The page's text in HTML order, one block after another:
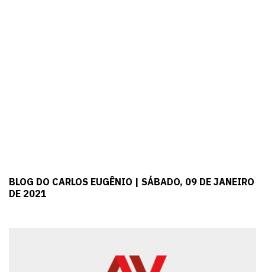
BLOG DO CARLOS EUGÊNIO | SÁBADO, 09 DE JANEIRO
DE 2021